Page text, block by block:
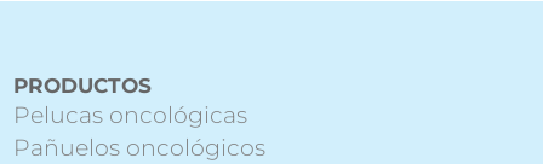
PRODUCTOS
Pelucas oncológicas
Pañuelos oncológicos